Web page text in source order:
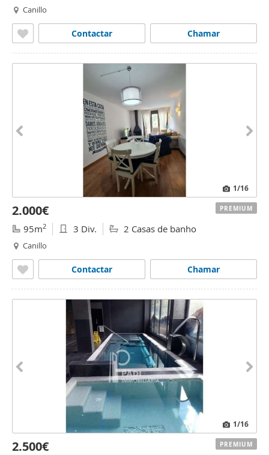
Canillo
Chamar
Contactar
1/16
2.000€
95m2 3 Div. 2 Casas de banho
Canillo
Chamar
Contactar
PREMIUM
1/16
2.500€ PREMIUM